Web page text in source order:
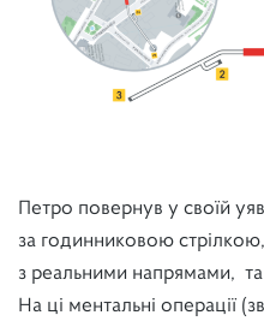
Петро повернув у своїй
за годинниковою
з реальними напрямами,
На ці ментальні операції